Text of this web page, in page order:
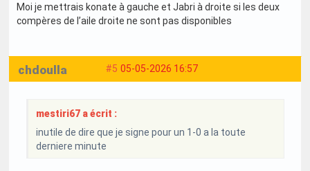
Moi je mettrais konate à gauche et Jabri à droite si les deux
compères de l’aile droite ne sont pas disponibles
#5 05-05-2026 16:57
chdoulla
mestiri67 a écrit :
inutile de dire que je signe pour un 1-0 a la toute
derniere minute